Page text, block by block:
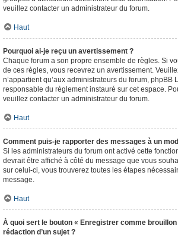
veuillez contacter un administrateur du forum.
Haut
Pourquoi ai-je reçu un avertissement ?
Chaque forum a son propre ensemble de règles. Si
de ces règles, vous recevrez un avertissement.
n’appartient qu’aux administrateurs du forum, phpBB
responsable du règlement instauré sur cet espace.
veuillez contacter un administrateur du forum.
Haut
Comment puis-je rapporter des messages à un
Si les administrateurs du forum ont activé cette
devrait être affiché à côté du message que vous
sur celui-ci, vous trouverez toutes les étapes
message.
Haut
À quoi sert le bouton « Enregistrer comme
rédaction d’un sujet ?